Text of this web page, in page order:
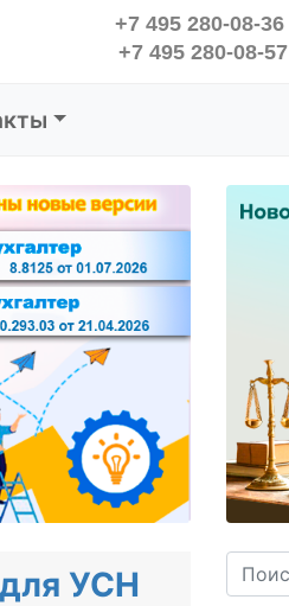
+7 495 280-08-36
+7 495 280-08-57
УСН